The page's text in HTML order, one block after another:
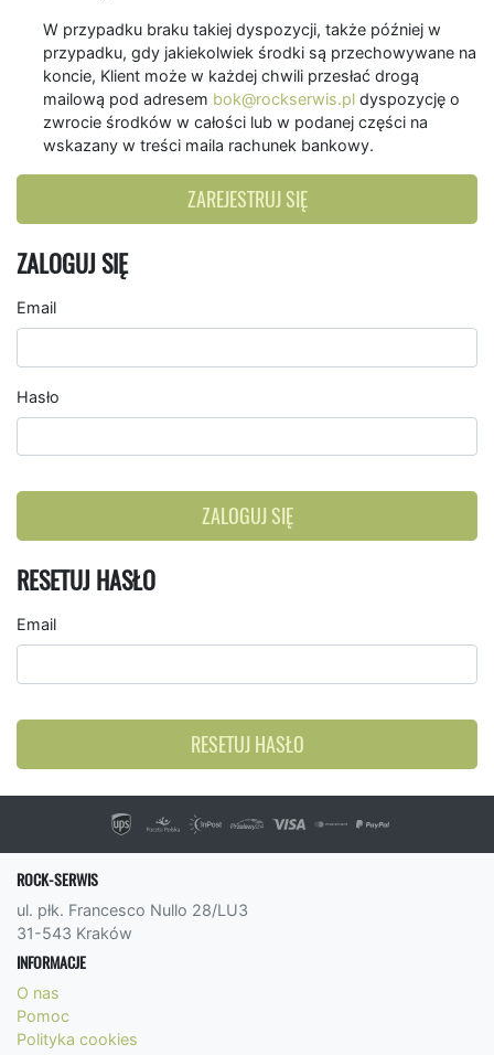
W przypadku braku takiej dyspozycji, także później w
przypadku, gdy jakiekolwiek środki są przechowywane na
koncie, Klient może w każdej chwili przesłać drogą
mailową pod adresem bok@rockserwis.pl dyspozycję o
zwrocie środków w całości lub w podanej części na
wskazany w treści maila rachunek bankowy.
ZAREJESTRUJ SIĘ
ZALOGUJ SIĘ
Email
Hasło
ZALOGUJ SIĘ
RESETUJ HASŁO
Email
RESETUJ HASŁO
ROCK-SERWIS
ul. płk. Francesco Nullo 28/LU3
31-543 Kraków
INFORMACJE
O nas
Pomoc
Polityka cookies